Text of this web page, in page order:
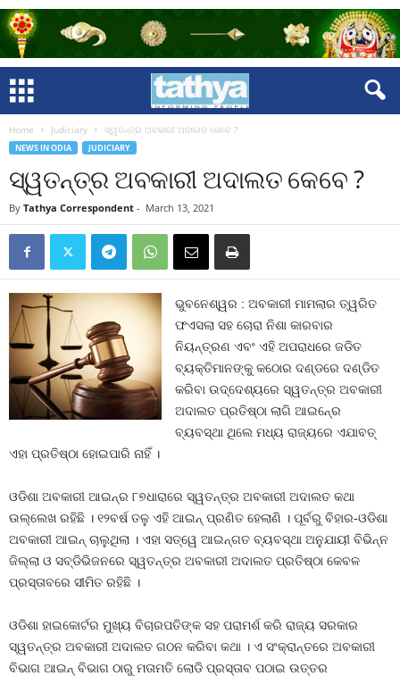
Home Judiciary ସ୍ୱତନ୍ତ୍ର ଅବକାରୀ ଅଦାଲତ କେବେ ?
NEWS IN ODIA JUDICIARY
ସ୍ୱତନ୍ତ୍ର ଅବକାରୀ ଅଦାଲତ କେବେ ?
By Tathya Correspondent - March 13, 2021
ଭୁବନେଶ୍ୱର : ଅବକାରୀ ମାମଲାର ତ୍ୱରିତ
ଫଏସଲା ସହ ଚୋରା ନିଶା କାରବାର
ନିୟନ୍ତ୍ରଣ ଏବଂ ଏହି ଅପରାଧରେ ଜଡିତ
ବ୍ୟକ୍ତିମାନଙ୍କୁ କଠୋର ଦଣ୍ଡରେ ଦଣ୍ଡିତ
କରିବା ଉଦ୍ଦେଶ୍ୟରେ ସ୍ୱତନ୍ତ୍ର ଅବକାରୀ
ଅଦାଲତ ପ୍ରତିଷ୍ଠା ଲାଗି ଆଇନ୍‍ରେ
ବ୍ୟବସ୍ଥା ଥିଲେ ମଧ୍ୟ ରାଜ୍ୟରେ ଏଯାବତ୍‍
ଏହା ପ୍ରତିଷ୍ଠା ହୋଇପାରି ନାହିଁ ।
ଓଡିଶା ଅବକାରୀ ଆଇନ୍‍ର ୮୭ଧାରାରେ ସ୍ୱତନ୍ତ୍ର ଅବକାରୀ ଅଦାଲତ କଥା
ଉଲ୍ଲେଖ ରହିଛି । ୧୨ବର୍ଷ ତଳୁ ଏହି ଆଇନ୍‍ ପ୍ରଣିତ ହେଲାଣି । ପୂର୍ବରୁ ବିହାର-ଓଡିଶା
ଅବକାରୀ ଆଇନ୍‍ ଚାଲୁଥିଲା । ଏହା ସତ୍ୱେ ଆଇନ୍‍ଗତ ବ୍ୟବସ୍ଥା ଅନୁଯାୟୀ ବିଭିନ୍ନ
ଜିଲ୍ଲା ଓ ସବ୍‍ଡିଭିଜନରେ ସ୍ୱତନ୍ତ୍ର ଅବକାରୀ ଅଦାଲତ ପ୍ରତିଷ୍ଠା କେବଳ
ପ୍ରସ୍ତାବରେ ସୀମିତ ରହିଛି ।
ଓଡିଶା ହାଇକୋର୍ଟର ମୁଖ୍ୟ ବିଚାରପତିଙ୍କ ସହ ପରାମର୍ଶ କରି ରାଜ୍ୟ ସରକାର
ସ୍ୱତନ୍ତ୍ର ଅବକାରୀ ଅଦାଲତ ଗଠନ କରିବା କଥା । ଏ ସଂକ୍ରାନ୍ତରେ ଅବକାରୀ
ବିଭାଗ ଆଇନ୍‍ ବିଭାଗ ଠାରୁ ମତାମତି ଲୋଡି ପ୍ରସ୍ତାବ ପଠାଇ ଉତ୍ତର